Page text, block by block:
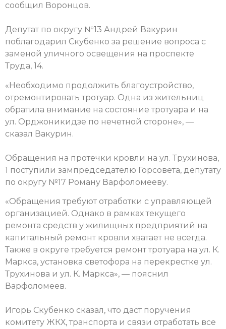
сообщил Воронцов.
Депутат по округу №13 Андрей Вакурин
поблагодарил Скубенко за решение вопроса с
заменой уличного освещения на проспекте
Труда, 14.
«Необходимо продолжить благоустройство,
отремонтировать тротуар. Одна из жительниц
обратила внимание на состояние тротуара и на
ул. Орджоникидзе по нечетной стороне», —
сказал Вакурин.
Обращения на протечки кровли на ул. Трухинова,
1 поступили зампредседателю Горсовета, депутату
по округу №17 Роману Варфоломееву.
«Обращения требуют отработки с управляющей
организацией. Однако в рамках текущего
ремонта средств у жилищных предприятий на
капитальный ремонт кровли хватает не всегда.
Также в округе требуется ремонт тротуара на ул. К.
Маркса, установка светофора на перекрестке ул.
Трухинова и ул. К. Маркса», — пояснил
Варфоломеев.
Игорь Скубенко сказал, что даст поручения
комитету ЖКХ, транспорта и связи отработать все